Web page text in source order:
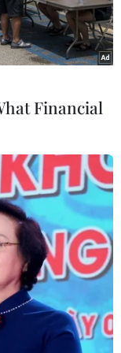
Mỹ.
cảnh sát bắt giữ và
ngày 11/4. (Ảnh:
thông báo đã
dẫn độ nhà
Financial